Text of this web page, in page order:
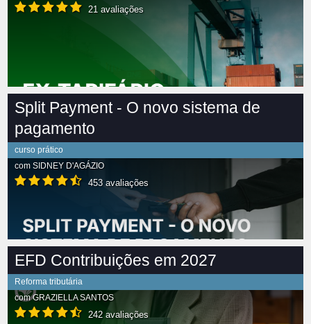
21 avaliações
Split Payment - O novo sistema de
pagamento
curso prático
com SIDNEY D'AGÁZIO
453 avaliações
EFD Contribuições em 2027
Reforma tributária
comGRAZIELLA SANTOS
242 avaliações